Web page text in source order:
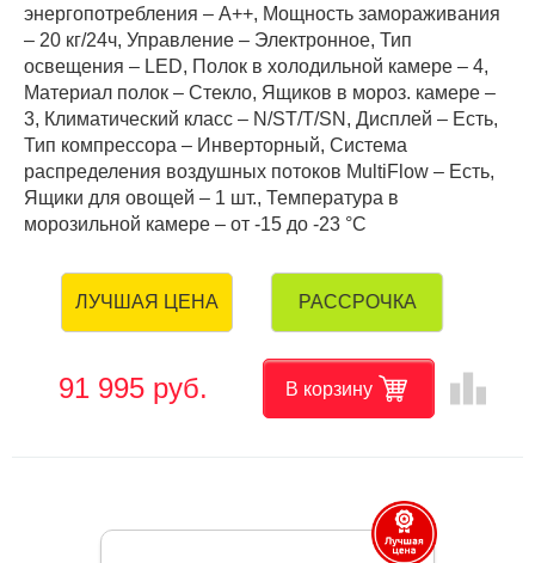
энергопотребления – А++, Мощность замораживания
– 20 кг/24ч, Управление – Электронное, Тип
освещения – LED, Полок в холодильной камере – 4,
Материал полок – Стекло, Ящиков в мороз. камере –
3, Климатический класс – N/ST/T/SN, Дисплей – Есть,
Тип компрессора – Инверторный, Система
распределения воздушных потоков MultiFlow – Есть,
Ящики для овощей – 1 шт., Температура в
морозильной камере – от -15 до -23 °C
ЛУЧШАЯ ЦЕНА РАССРОЧКА
91 995 руб. В корзину leaderboard